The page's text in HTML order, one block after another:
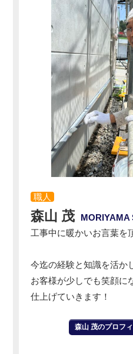
職人
森山 茂
MORIYAMA
工事中に暖かいお言葉を
今迄の経験と知識を活か
お客様が少しでも笑顔に
仕上げていきます！
森山 茂のプロフ